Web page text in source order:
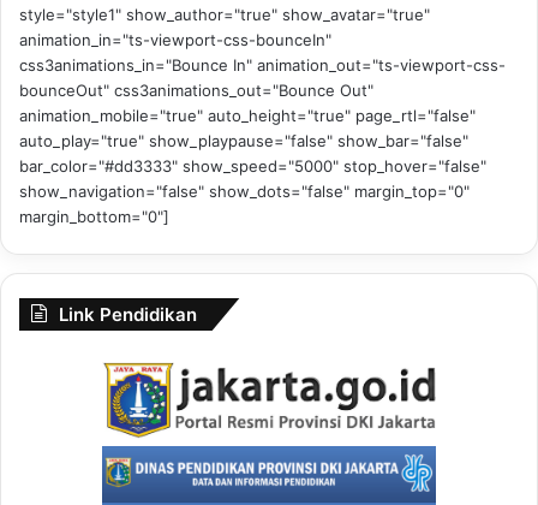
style="style1" show_author="true" show_avatar="true"
animation_in="ts-viewport-css-bounceIn"
css3animations_in="Bounce In" animation_out="ts-viewport-css-
bounceOut" css3animations_out="Bounce Out"
animation_mobile="true" auto_height="true" page_rtl="false"
auto_play="true" show_playpause="false" show_bar="false"
bar_color="#dd3333" show_speed="5000" stop_hover="false"
show_navigation="false" show_dots="false" margin_top="0"
margin_bottom="0"]
Link Pendidikan